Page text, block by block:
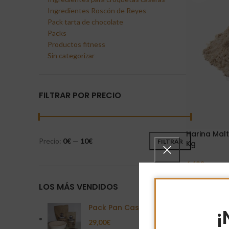
Ingredientes Roscón de Reyes
Pack tarta de chocolate
Packs
Productos fitness
Sin categorizar
FILTRAR POR PRECIO
FILTRAR
Precio: 0€ — 10€
LOS MÁS VENDIDOS
Pack Pan Casero
29,00€
Harina
Kg
6,69€